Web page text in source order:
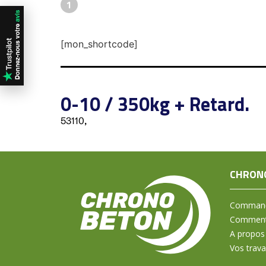
1
[mon_shortcode]
0-10 / 350kg + Retard.
53110,
A propos
Vos